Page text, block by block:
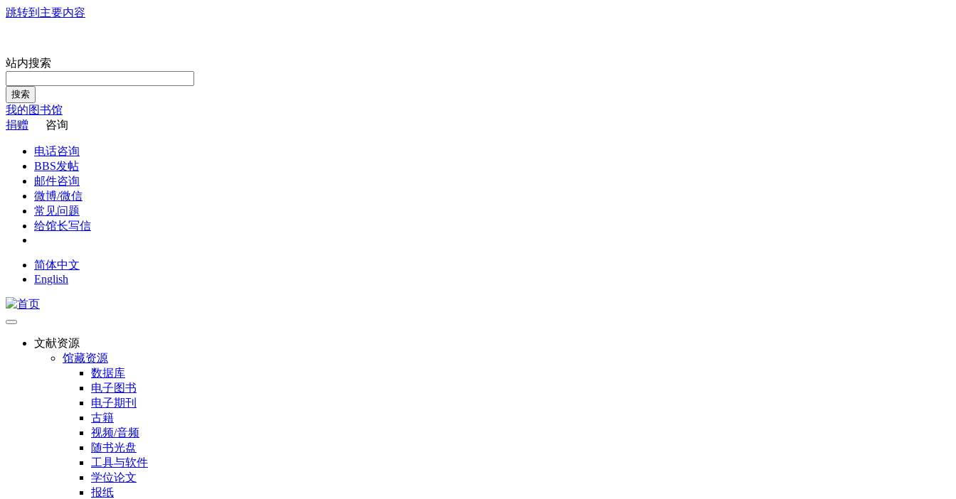
跳转到主要内容
站内搜索
搜索
我的图书馆
捐赠
咨询
电话咨询
BBS发帖
邮件咨询
微博/微信
常见问题
给馆长写信
简体中文
English
文献资源
馆藏资源
数据库
电子图书
电子期刊
古籍
视频/音频
随书光盘
工具与软件
学位论文
报纸